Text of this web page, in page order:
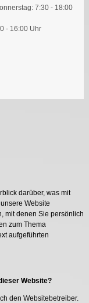
7:30 - 18:00
- 16:00 Uhr
darüber, was mit
Website
mit denen Sie persönlich
zum Thema
aufgeführten
Website?
den Websitebetreiber.